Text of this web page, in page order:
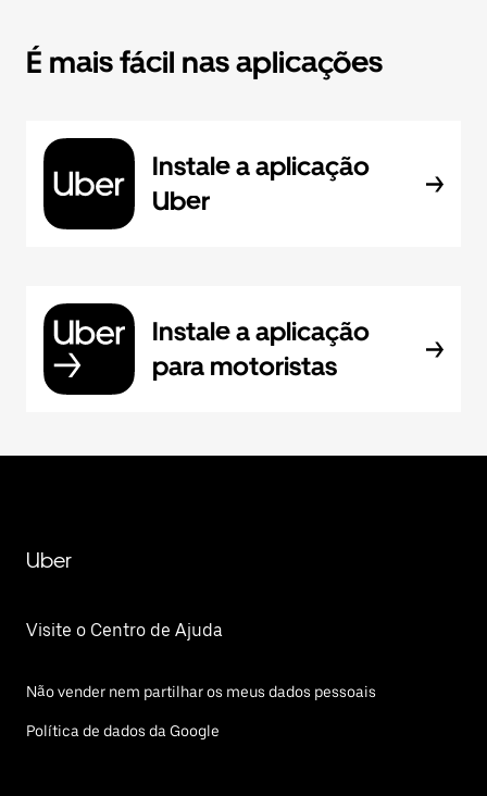
É mais fácil nas aplicações
Instale a aplicação
Uber
Instale a aplicação
para motoristas
Uber
Visite o Centro de Ajuda
Não vender nem partilhar os meus dados pessoais
Política de dados da Google